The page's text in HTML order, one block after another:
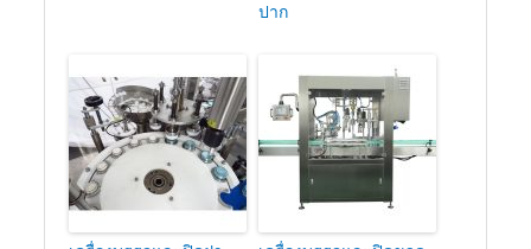
ปาก